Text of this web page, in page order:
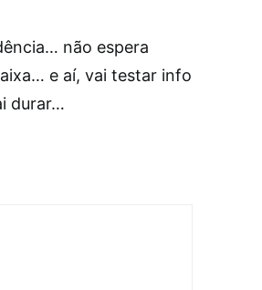
não espera
e aí, vai testar info
durar…